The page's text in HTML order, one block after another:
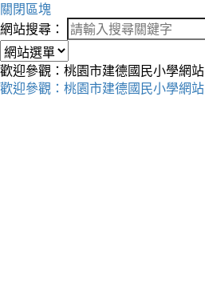
關閉區塊
網站搜尋：
歡迎參觀：桃園市建德國民小學網站
歡迎參觀：桃園市建德國民小學網站